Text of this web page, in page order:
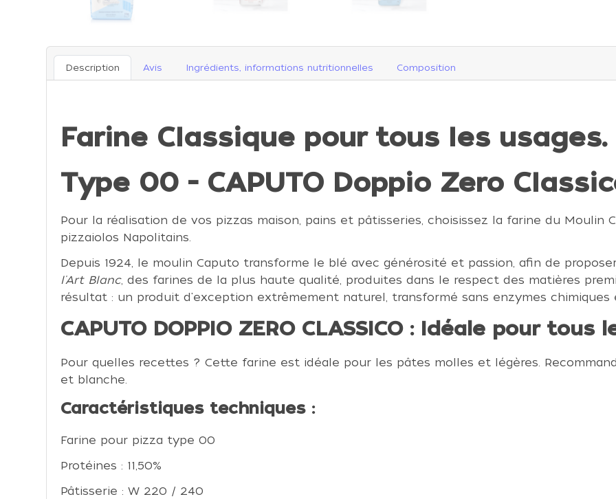
Description Avis Ingrédients, informations nutritionnelles Composition
Farine Classique pour tous les usages.
Type 00 - CAPUTO Doppio Zero
Pour la réalisation de vos pizzas maison, pains et pâtisseries, choisissez la farine du Moulin
pizzaiolos Napolitains.
Depuis 1924, le moulin Caputo transforme le blé avec générosité et passion, afin de
l'Art Blanc, des farines de la plus haute qualité, produites dans le respect des matières
résultat : un produit d'exception extrêmement naturel, transformé sans enzymes chimiques
CAPUTO DOPPIO ZERO CLASSICO : Idéale pour tous
Pour quelles recettes ? Cette farine est idéale pour les pâtes molles et légères.
et blanche.
Caractéristiques techniques :
Farine pour pizza type 00
Protéines : 11,50%
Pâtisserie : W 220 / 240